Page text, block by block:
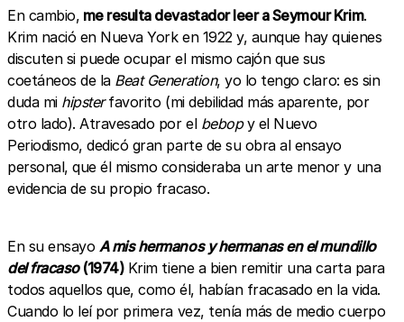
En cambio, me resulta devastador leer a Seymour Krim.
Krim nació en Nueva York en 1922 y, aunque hay quienes
discuten si puede ocupar el mismo cajón que sus
coetáneos de la Beat Generation, yo lo tengo claro: es sin
duda mi hipsterfavorito (mi debilidad más aparente, por
otro lado). Atravesado por el bebopy el Nuevo
Periodismo, dedicó gran parte de su obra al ensayo
personal, que él mismo consideraba un arte menor y una
evidencia de su propio fracaso.
En su ensayo A mis hermanos y hermanas en el mundillo
del fracaso (1974)Krim tiene a bien remitir una carta para
todos aquellos que, como él, habían fracasado en la vida.
Cuando lo leí por primera vez, tenía más de medio cuerpo